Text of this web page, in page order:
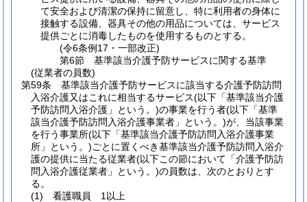
て安全および清潔の保持に留意し、特に利用者の身体に
接触する設備、器具その他の用品については、サービス
提供ごとに消毒したものを使用するものとする。
(令6条例17・一部改正)
第6節
基準該当介護予防サービスに関する基準
(従業者の員数)
第59条
基準該当介護予防サービスに該当する介護予防訪問
入浴介護又はこれに相当するサービス(以下「基準該当介護
予防訪問入浴介護」という。)の事業を行う者(以下「基準
該当介護予防訪問入浴介護事業者」という。)が、当該事業
を行う事業所(以下「基準該当介護予防訪問入浴介護事業
所」という。)ごとに置くべき基準該当介護予防訪問入浴介
護の提供に当たる従業者(以下この節において「介護予防訪
問入浴介護従業者」という。)の員数は、次のとおりとす
る。
(1)
看護職員 1以上